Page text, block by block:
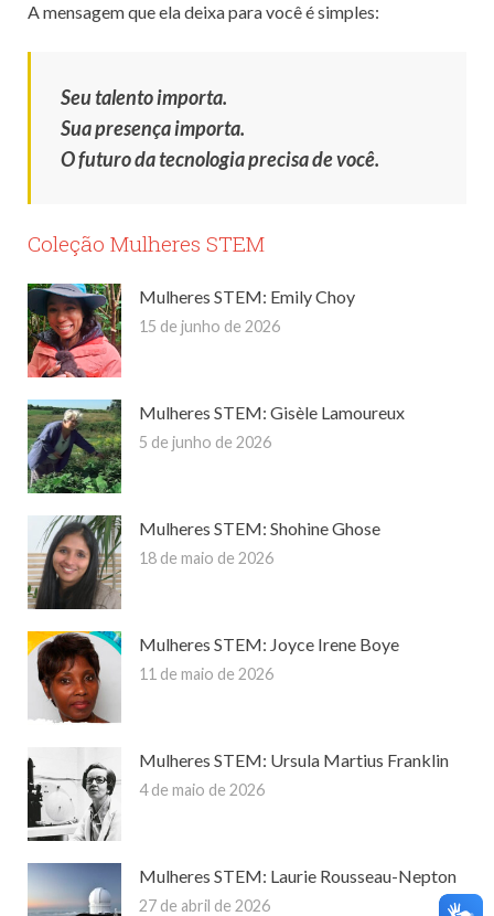
A mensagem que ela deixa para você é simples:
Seu talento importa.
Sua presença importa.
O futuro da tecnologia precisa de você.
Coleção Mulheres STEM
Mulheres STEM: Emily Choy
15 de junho de 2026
Mulheres STEM: Gisèle Lamoureux
5 de junho de 2026
Mulheres STEM: Shohine Ghose
18 de maio de 2026
Mulheres STEM: Joyce Irene Boye
11 de maio de 2026
Mulheres STEM: Ursula Martius Franklin
4 de maio de 2026
Mulheres STEM: Laurie Rousseau-Nepton
27 de abril de 2026